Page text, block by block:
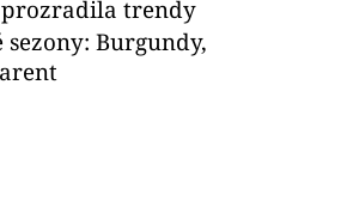
trendy
Burgundy,